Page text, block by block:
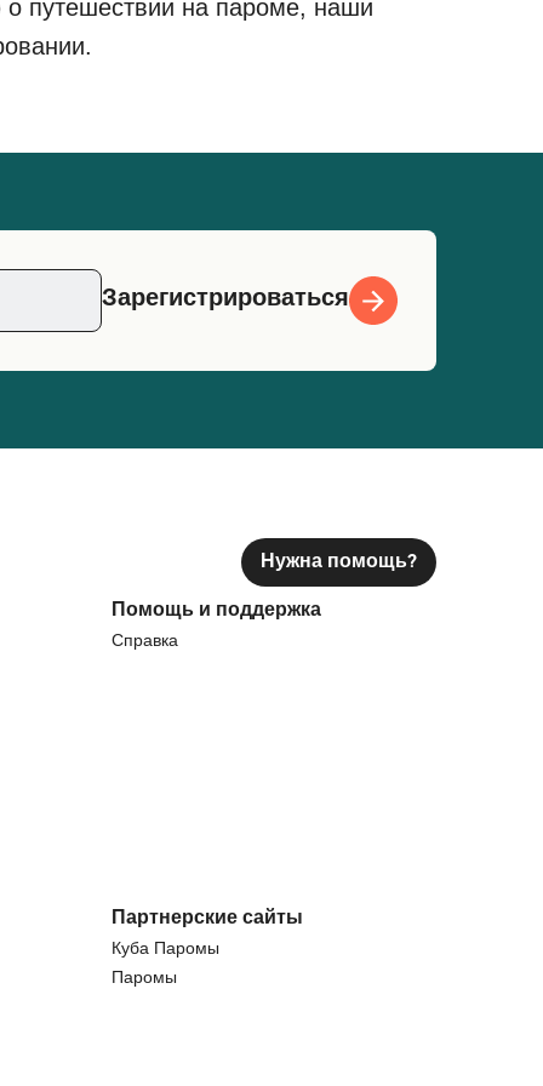
путешествии на пароме, наши
Зарегистрироваться
Нужна помощь?
Помощь и поддержка
Справка
Партнерские сайты
Куба Паромы
Паромы